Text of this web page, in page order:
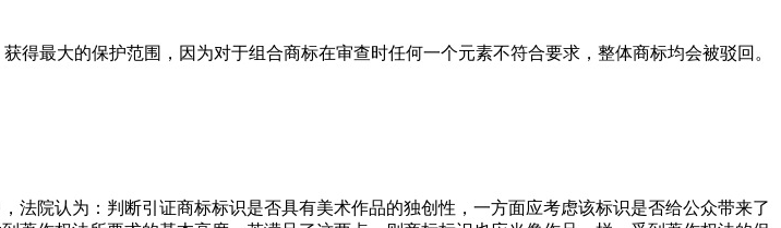
最大的保护范围，因为对于组合商标在审查时任何一个元素不符合要求，整体商标均会被驳回。
法院认为：判断引证商标标识是否具有美术作品的独创性，一方面应考虑该标识是否给公众带来了